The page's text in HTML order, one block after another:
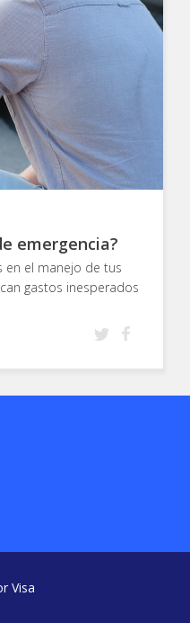
emergencia?
en el manejo de tus
gastos inesperados
Visa